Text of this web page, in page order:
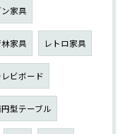
家具
家具 レトロ家具
ビボード
型テーブル